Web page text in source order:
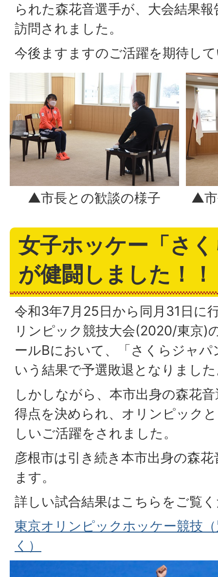
られた森花音選手が、大会結果
訪問されました。
今後ますますのご活躍を期待し
▲市長との歓談の様子 ▲市
女子ホッケー「さ
が健闘しました！！
令和3年7月25日から同月31日に
リンピック競技大会(2020/東京)
ールBにおいて、「さくらジャ
いう結果で予選敗退となりまし
しかしながら、本市出身の森花
得点を決められ、オリンピック
しいご活躍をされました。
彦根市は引き続き本市出身の森
ます。
詳しい試合結果はこちらをご覧
東京オリンピックホッケー競技
く）